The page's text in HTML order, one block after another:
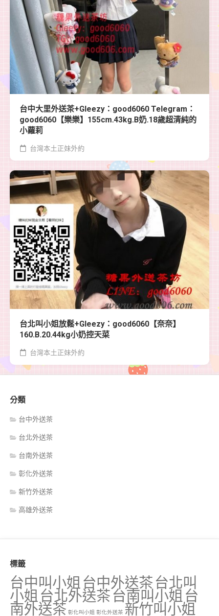
台中大里外送茶+Gleezy：good6060 Telegram：
good6060【樂樂】155cm.43kg.B奶.18歲超清純的
小蘿莉
台灣本土正妹外約
台北叫小姐放鬆+Gleezy：good6060【奈奈】
160.B.20.44kg小奶控天菜
台灣本土正妹外約
分類
台中外送茶
台北外送茶
台南外送茶
彰化外送茶
新竹外送茶
高雄外送茶
標籤
台中叫小姐 台中外送茶 台北叫
小姐 台北外送茶 台南叫小姐 台
南外送茶 彰化叫小姐 彰化外送茶 新竹叫小姐